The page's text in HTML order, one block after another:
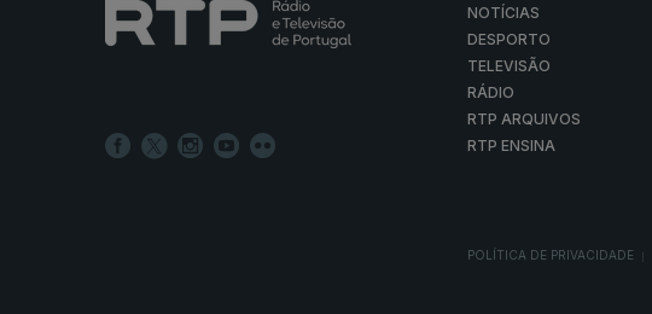
NOTÍCIAS
DESPORTO
TELEVISÃO
RÁDIO
RTP ARQUIVOS
RTP ENSINA
POLÍTICA DE PRIVACIDADE